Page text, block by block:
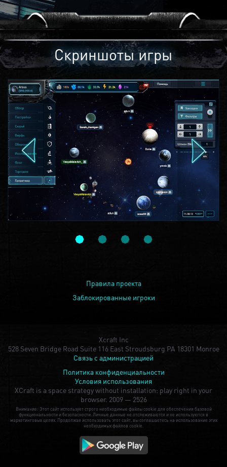
Скриншоты игры
Правила проекта
Заблокированные игроки
Xcraft Inc
528 Seven Bridge Road Suite 116 East Stroudsburg PA 18301 Monroe
Связь с администрацией
Политика конфиденциальности
Условия использования
XCraft is a space strategy without installation: play right in your
browser. 2009 — 2526
Внимание: Этот сайт использует строго необходимые файлы cookie для обеспечения базовой
функциональности и безопасности. Личные данные не отслеживаются и не используются в
маркетинговых целях. Продолжая использовать этот сайт, вы соглашаетесь на использование этих
необходимых файлов cookie.